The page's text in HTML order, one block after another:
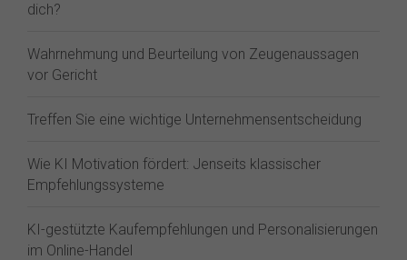
dich?
Wahrnehmung und Beurteilung von Zeugenaussagen
vor Gericht
Treffen Sie eine wichtige Unternehmensentscheidung
Wie KI Motivation fördert: Jenseits klassischer
Empfehlungssysteme
KI-gestützte Kaufempfehlungen und Personalisierungen
im Online-Handel